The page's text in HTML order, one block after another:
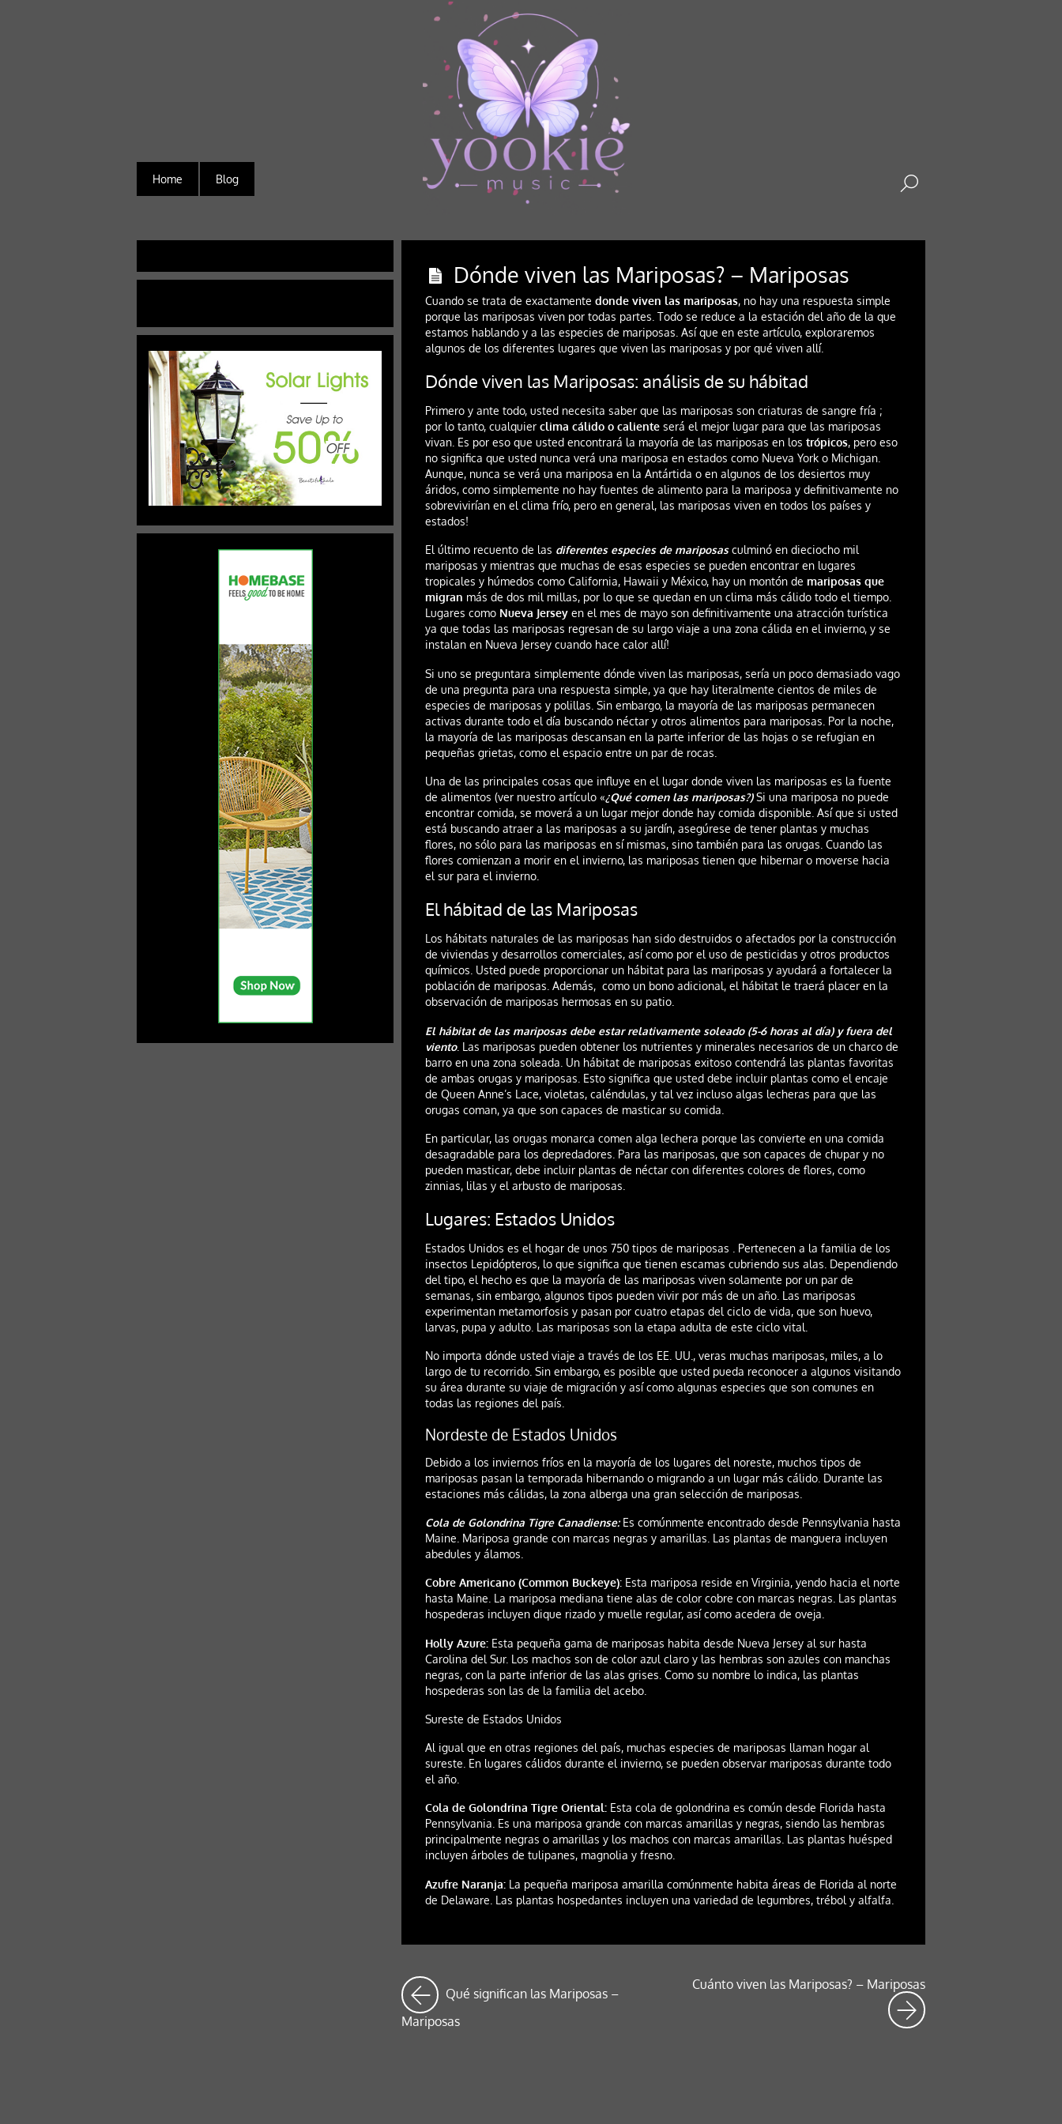
Home Blog
Dónde viven las Mariposas? – Mariposas
Cuando se trata de exactamentedonde viven las mariposas, no hay una respuesta simple
porque las mariposas viven por todas partes. Todo se reduce a la estación del año de la que
estamos hablando y a las especies de mariposas. Así que en este artículo, exploraremos
algunos de los diferentes lugares que viven las mariposas y por qué viven allí.
Dónde viven las Mariposas: análisis de su hábitad
Primero y ante todo, usted necesita saber que las mariposas son criaturas de sangre fría ;
por lo tanto, cualquierclima cálido o caliente será el mejor lugar para que las mariposas
vivan. Es por eso que usted encontrará la mayoría de las mariposas en lostrópicos, pero eso
no significa que usted nunca verá una mariposa en estados como Nueva York o Michigan.
Aunque, nunca se verá una mariposa en la Antártida o en algunos de los desiertos muy
áridos, como simplemente no hay fuentes de alimento para la mariposa y definitivamente no
sobrevivirían en el clima frío, pero en general, las mariposas viven en todos los países y
estados!
El último recuento de las diferentes especies de mariposasculminó en dieciocho mil
mariposas y mientras que muchas de esas especies se pueden encontrar en lugares
tropicales y húmedos como California, Hawaii y México, hay un montón demariposas que
migran más de dos mil millas, por lo que se quedan en un clima más cálido todo el tiempo.
Lugares como Nueva Jersey en el mes de mayo son definitivamente una atracción turística
ya que todas las mariposas regresan de su largo viaje a una zona cálida en el invierno, y se
instalan en Nueva Jersey cuando hace calor allí!
Si uno se preguntara simplemente dónde viven las mariposas, sería un poco demasiado vago
de una pregunta para una respuesta simple, ya que hay literalmente cientos de miles de
especies de mariposas y polillas. Sin embargo, la mayoría de las mariposas permanecen
activas durante todo el día buscando néctar y otros alimentos para mariposas. Por la noche,
la mayoría de las mariposas descansan en la parte inferior de las hojas o se refugian en
pequeñas grietas, como el espacio entre un par de rocas.
Una de las principales cosas que influye en el lugar donde viven las mariposas es la fuente
de alimentos (ver nuestro artículo «¿Qué comen las mariposas?)Si una mariposa no puede
encontrar comida, se moverá a un lugar mejor donde hay comida disponible. Así que si usted
está buscando atraer a las mariposas a su jardín, asegúrese de tener plantas y muchas
flores, no sólo para las mariposas en sí mismas, sino también para las orugas. Cuando las
flores comienzan a morir en el invierno, las mariposas tienen que hibernar o moverse hacia
el sur para el invierno.
El hábitad de las Mariposas
Los hábitats naturales de las mariposas han sido destruidos o afectados por la construcción
de viviendas y desarrollos comerciales, así como por el uso de pesticidas y otros productos
químicos. Usted puede proporcionar un hábitat para las mariposas y ayudará a fortalecer la
población de mariposas. Además, como un bono adicional, el hábitat le traerá placer en la
observación de mariposas hermosas en su patio.
El hábitat de las mariposas debe estar relativamente soleado (5-6 horas al día) y fuera del
viento. Las mariposas pueden obtener los nutrientes y minerales necesarios de un charco de
barro en una zona soleada. Un hábitat de mariposas exitoso contendrá las plantas favoritas
de ambas orugas y mariposas. Esto significa que usted debe incluir plantas como el encaje
de Queen Anne’s Lace, violetas, caléndulas, y tal vez incluso algas lecheras para que las
orugas coman, ya que son capaces de masticar su comida.
En particular, las orugas monarca comen alga lechera porque las convierte en una comida
desagradable para los depredadores. Para las mariposas, que son capaces de chupar y no
pueden masticar, debe incluir plantas de néctar con diferentes colores de flores, como
zinnias, lilas y el arbusto de mariposas.
Lugares: Estados Unidos
Estados Unidos es el hogar de unos 750 tipos de mariposas . Pertenecen a la familia de los
insectos Lepidópteros, lo que significa que tienen escamas cubriendo sus alas. Dependiendo
del tipo, el hecho es que la mayoría de las mariposas viven solamente por un par de
semanas, sin embargo, algunos tipos pueden vivir por más de un año. Las mariposas
experimentan metamorfosis y pasan por cuatro etapas del ciclo de vida, que son huevo,
larvas, pupa y adulto. Las mariposas son la etapa adulta de este ciclo vital.
No importa dónde usted viaje a través de los EE. UU., veras muchas mariposas, miles, a lo
largo de tu recorrido. Sin embargo, es posible que usted pueda reconocer a algunos visitando
su área durante su viaje de migración y así como algunas especies que son comunes en
todas las regiones del país.
Nordeste de Estados Unidos
Debido a los inviernos fríos en la mayoría de los lugares del noreste, muchos tipos de
mariposas pasan la temporada hibernando o migrando a un lugar más cálido. Durante las
estaciones más cálidas, la zona alberga una gran selección de mariposas.
Cola de Golondrina Tigre Canadiense:Es comúnmente encontrado desde Pennsylvania hasta
Maine. Mariposa grande con marcas negras y amarillas. Las plantas de manguera incluyen
abedules y álamos.
Cobre Americano (Common Buckeye): Esta mariposa reside en Virginia, yendo hacia el norte
hasta Maine. La mariposa mediana tiene alas de color cobre con marcas negras. Las plantas
hospederas incluyen dique rizado y muelle regular, así como acedera de oveja.
Holly Azure: Esta pequeña gama de mariposas habita desde Nueva Jersey al sur hasta
Carolina del Sur. Los machos son de color azul claro y las hembras son azules con manchas
negras, con la parte inferior de las alas grises. Como su nombre lo indica, las plantas
hospederas son las de la familia del acebo.
Sureste de Estados Unidos
Al igual que en otras regiones del país, muchas especies de mariposas llaman hogar al
sureste. En lugares cálidos durante el invierno, se pueden observar mariposas durante todo
el año.
Cola de Golondrina Tigre Oriental: Esta cola de golondrina es común desde Florida hasta
Pennsylvania. Es una mariposa grande con marcas amarillas y negras, siendo las hembras
principalmente negras o amarillas y los machos con marcas amarillas. Las plantas huésped
incluyen árboles de tulipanes, magnolia y fresno.
Azufre Naranja: La pequeña mariposa amarilla comúnmente habita áreas de Florida al norte
de Delaware. Las plantas hospedantes incluyen una variedad de legumbres, trébol y alfalfa.
Qué significan las Mariposas –
Mariposas
Cuánto viven las Mariposas? – Mariposas